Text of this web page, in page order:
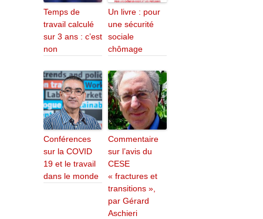
Temps de
travail calculé
sur 3 ans : c’est
non
Un livre : pour
une sécurité
sociale
chômage
Conférences
sur la COVID
19 et le travail
dans le monde
Commentaire
sur l’avis du
CESE
« fractures et
transitions »,
par Gérard
Aschieri